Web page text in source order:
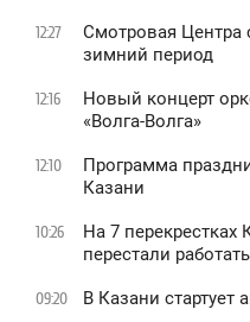
12:27
Смотровая Центра
зимний период
12:16
Новый концерт
«Волга-Волга»
12:10
Программа
Казани
10:26
На 7 перекрестках
перестали
09:20 В Казани стартует